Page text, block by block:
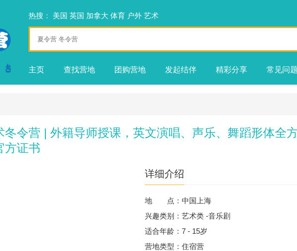
热搜： 美国 英国 加拿大 体育 户外 艺术
主页 查找营地 团购营地 发起结伴 精彩分享 常见问题
冬令营 | 外籍导师授课，英文演唱、声乐、舞蹈形体全
方证书
详细介绍
地 点：中国上海
兴趣类别：艺术类 -音乐剧
适合年龄：7 - 15岁
营地类型：住宿营